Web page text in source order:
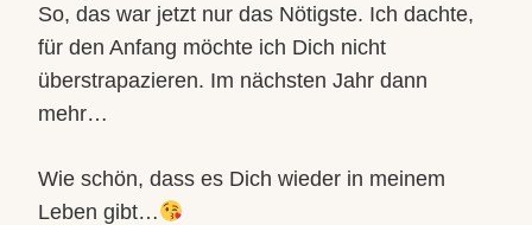
So, das war jetzt nur das Nötigste. Ich dachte,
für den Anfang möchte ich Dich nicht
überstrapazieren. Im nächsten Jahr dann
mehr…
Wie schön, dass es Dich wieder in meinem
Leben gibt…